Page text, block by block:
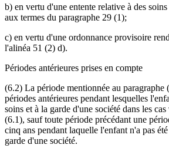
b) en vertu d'une entente relative à des
aux termes du paragraphe 29 (1);
c) en vertu d'une ordonnance provisoire
l'alinéa 51 (2) d).
Périodes antérieures prises en compte
(6.2) La période mentionnée au paragraphe
périodes antérieures pendant lesquelles
soins et à la garde d'une société dans les
(6.1), sauf toute période précédant une
cinq ans pendant laquelle l'enfant n'a pas
garde d'une société.